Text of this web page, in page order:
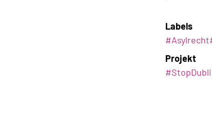
Labels
#Asylrecht
Projekt